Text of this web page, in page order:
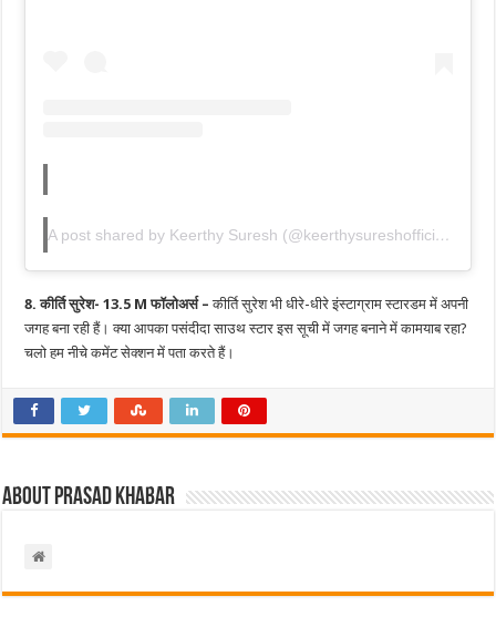
A post shared by Keerthy Suresh (@keerthysureshofficial)
8. कीर्ति सुरेश- 13.5 M फॉलोअर्स –कीर्ति सुरेश भी धीरे-धीरे इंस्टाग्राम स्टारडम में अपनी
जगह बना रही हैं। क्या आपका पसंदीदा साउथ स्टार इस सूची में जगह बनाने में कामयाब रहा?
चलो हम नीचे कमेंट सेक्शन में पता करते हैं।
About Prasad Khabar